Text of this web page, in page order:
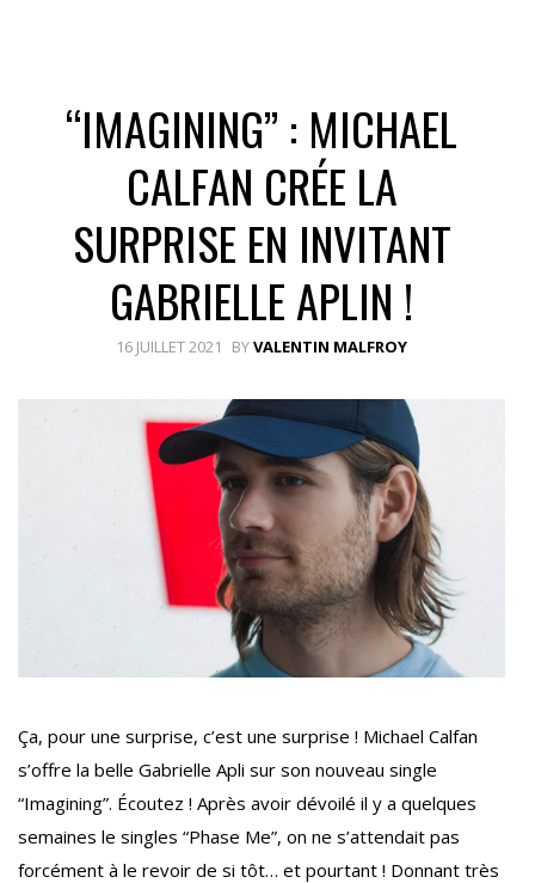
“IMAGINING” : MICHAEL
CALFAN CRÉE LA
SURPRISE EN INVITANT
GABRIELLE APLIN !
16 JUILLET 2021 BYVALENTIN MALFROY
Ça, pour une surprise, c’est une surprise ! Michael Calfan
s’offre la belle Gabrielle Apli sur son nouveau single
“Imagining”. Écoutez ! Après avoir dévoilé il y a quelques
semaines le singles “Phase Me”, on ne s’attendait pas
forcément à le revoir de si tôt… et pourtant ! Donnant très